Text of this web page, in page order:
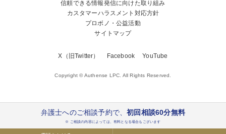
弁護士へのご相談予約で、初回相談60分無料
※ ご相談の内容によっては、有料となる場合もございます
信頼できる情報発信に向けた取り組み
カスタマーハラスメント対応方針
プロボノ・公益活動
サイトマップ
X（旧Twitter） Facebook YouTube
Copyright © Authense LPC. All Rights Reserved.